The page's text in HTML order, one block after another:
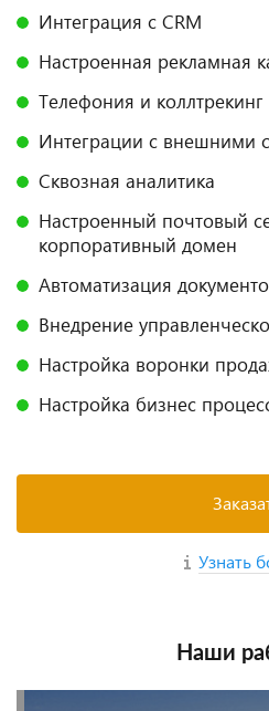
Интеграция с CRM
Настроенная рекламная
Телефония и коллтрекинг
Интеграции с внешними
Сквозная аналитика
Настроенный почтовый
корпоративный домен
Автоматизация
Внедрение
Настройка воронки
Настройка бизнес
Узнать
Наши